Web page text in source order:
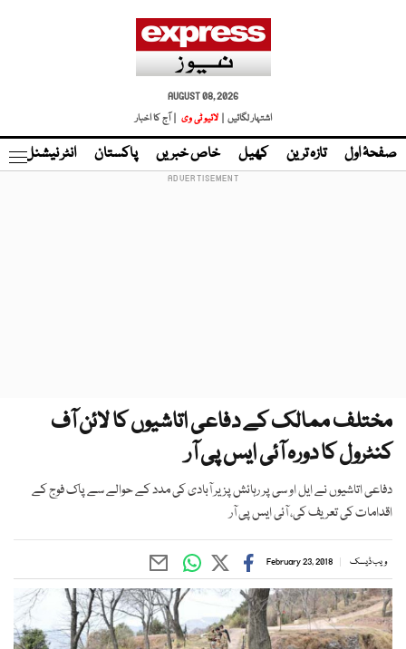
AUGUST 08, 2026
اشتہار لگائیں |
لائیو ٹی وی | آج کا اخبار
صفحۂ اول تازہ ترین کھیل خاص خبریں پاکستان انٹر نیشنل
مختلف ممالک کے دفاعی اتاشیوں کا لائن آف
کنٹرول کا دورہ آئی ایس پی آر
دفاعی اتاشیوں نے ایل او سی پر رہائش پزیر آبادی کی مدد کے حوالے سے پاک فوج کے
اقدامات کی تعریف کی، آئی ایس پی آر
ویب ڈیسک February 23, 2018